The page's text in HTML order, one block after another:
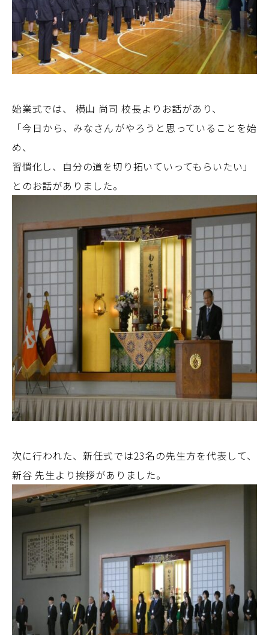
始業式では、 横山 尚司 校長よりお話があり、
「今日から、みなさんがやろうと思っていることを始
め、
習慣化し、自分の道を切り拓いていってもらいたい」
とのお話がありました。
次に行われた、新任式では23名の先生方を代表して、
新谷 先生より挨拶がありました。